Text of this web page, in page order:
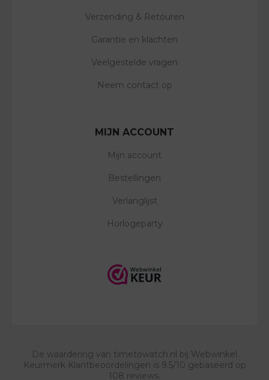
Verzending & Retouren
Garantie en klachten
Veelgestelde vragen
Neem contact op
MIJN ACCOUNT
Mijn account
Bestellingen
Verlanglijst
Horlogeparty
De waardering van timetowatch.nl bij Webwinkel
Keurmerk Klantbeoordelingen is 9.5/10 gebaseerd op
108 reviews.